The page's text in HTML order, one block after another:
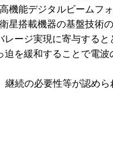
機能デジタルビームフ
星搭載機器の基盤技術
レージ実現に寄与すると
迫を緩和することで電波
継続の必要性等が認めら